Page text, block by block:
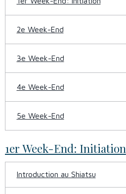
2e Week-End
3e Week-End
4e Week-End
5e Week-End
1er Week-End: Initiation
Introduction au Shiatsu